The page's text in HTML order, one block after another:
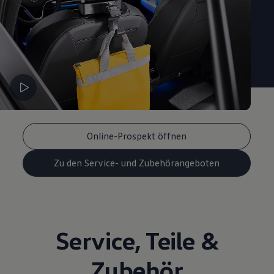
Magazin
Lifestyle
Transport
Familie
Elektromobilität
Volkswagen R
Pannen- und Unfallhilfe
Volkswagen Kundenbetreuung
Online-Prospekt öffnen
Zu den Service- und Zubehörangeboten
Service, Teile &